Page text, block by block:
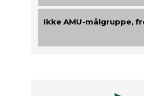
Ikke AMU-målgruppe,